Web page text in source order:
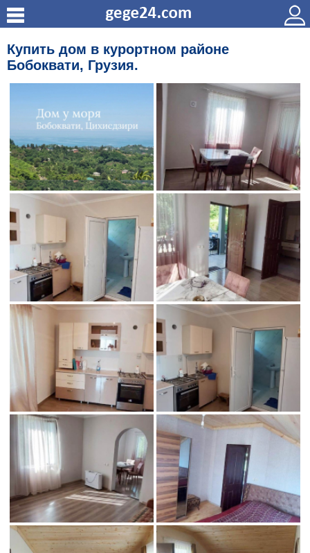
Купить дом в курортном районе
Бобоквати, Грузия.